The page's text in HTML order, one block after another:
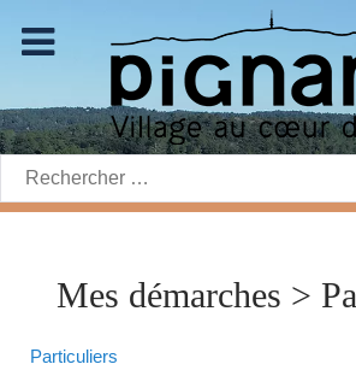
Rechercher:
Mes démarches >
Particuliers